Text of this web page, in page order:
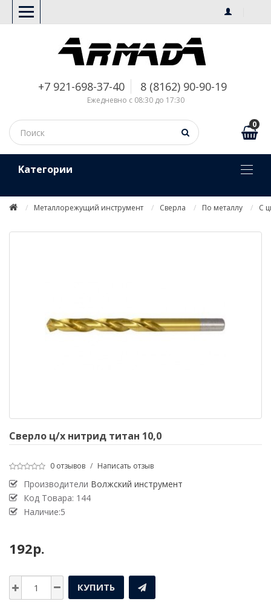
+7 921-698-37-40 8 (8162) 90-90-19
Ежедневно с 08:30 до 17:30
0
Kатегории
Металлорежущий инструмент Сверла По металлу С
Сверло ц/х нитрид титан 10,0
0 отзывов / Написать отзыв
Производители Волжский инструмент
Код Товара: 144
Наличие:5
192р.
КУПИТЬ